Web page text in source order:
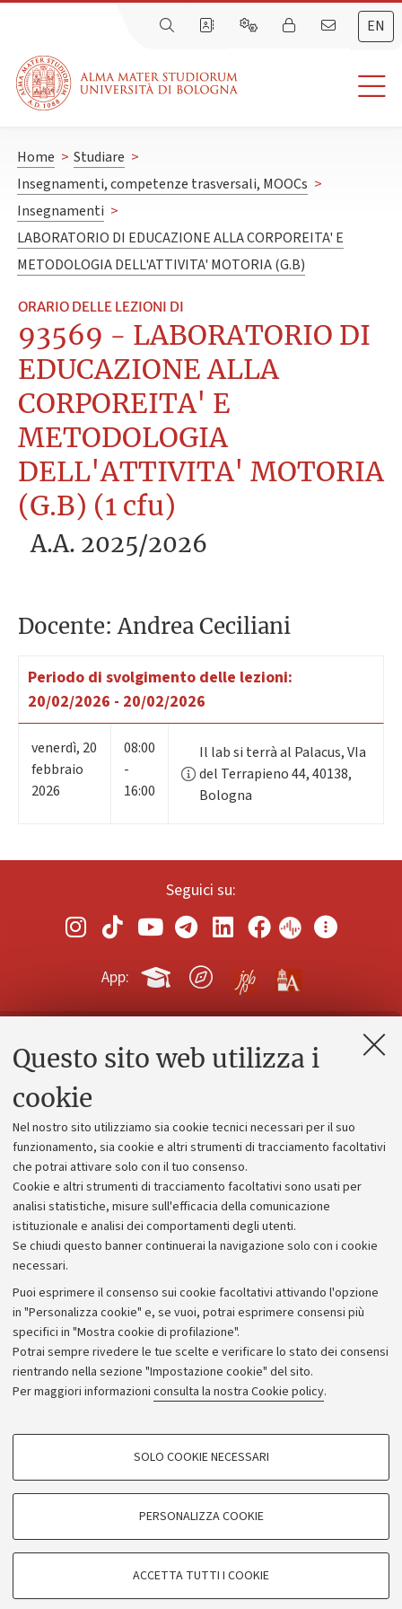
Questo sito web utilizza i
cookie
Nel nostro sito utilizziamo sia cookie tecnici necessari per il suo
funzionamento, sia cookie e altri strumenti di tracciamento facoltativi
che potrai attivare solo con il tuo consenso.
Cookie e altri strumenti di tracciamento facoltativi sono usati per
analisi statistiche, misure sull'efficacia della comunicazione
istituzionale e analisi dei comportamenti degli utenti.
Se chiudi questo banner continuerai la navigazione solo con i cookie
necessari.
Puoi esprimere il consenso sui cookie facoltativi attivando l'opzione
in "Personalizza cookie" e, se vuoi, potrai esprimere consensi più
specifici in "Mostra cookie di profilazione".
Potrai sempre rivedere le tue scelte e verificare lo stato dei consensi
rientrando nella sezione "Impostazione cookie" del sito.
Per maggiori informazioni consulta la nostra Cookie policy.
COOKIE DI PROFILAZIONE - FACOLTATIVI
COOKIE TECNICI - NECESSARI
Si tratta di cookie tecnici utilizzati, a titolo esemplificativo, per il corretto
SOLO COOKIE NECESSARI
PERSONALIZZA COOKIE
ACCETTA TUTTI I COOKIE
EN
Home > Studiare >
Insegnamenti, competenze trasversali, MOOCs >
Insegnamenti >
LABORATORIO DI EDUCAZIONE ALLA CORPOREITA' E
METODOLOGIA DELL'ATTIVITA' MOTORIA (G.B)
ORARIO DELLE LEZIONI DI
93569 - LABORATORIO DI
EDUCAZIONE ALLA
CORPOREITA' E
METODOLOGIA
DELL'ATTIVITA' MOTORIA
(G.B) (1 cfu)
A.A. 2025/2026
Docente: Andrea Ceciliani
Periodo di svolgimento delle lezioni:
20/02/2026 - 20/02/2026
venerdì, 20
febbraio
2026
08:00
-
16:00
Il lab si terrà al Palacus, VIa
del Terrapieno 44, 40138,
Bologna
Seguici su:
App:
Contatti e PEC
Alumni community
Piano strategico
Bilanci
Donazioni e 5x1000
Merchandising - UniboStore
Bandi, gare e concorsi
Albo online
Amministrazione trasparente
Atti di notifica
Informazioni sul sito e accessibilità
Dichiarazione di accessibilità
Privacy e note legali
Impostazioni Cookie
©Copyright 2026 - ALMA MATER STUDIORUM - Università di
Bologna - Via Zamboni,33 - 40126Bologna - PI:
- CF:80007010376